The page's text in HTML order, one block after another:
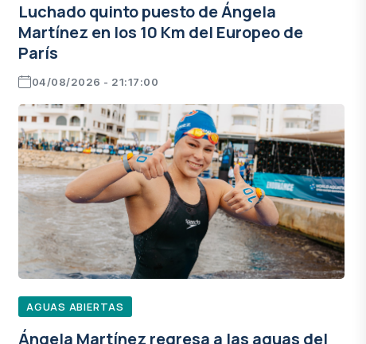
Luchado quinto puesto de Ángela
Martínez en los 10 Km del Europeo de
París
04/08/2026 - 21:17:00
AGUAS ABIERTAS
Ángela Martínez regresa a las aguas del